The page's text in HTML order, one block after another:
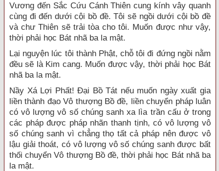
Vương đến Sắc Cứu Cánh Thiên cung kính vây quanh
cùng đi đến dưới cội bồ đề. Tôi sẽ ngồi dưới cội bồ đề
và chư Thiên sẽ trải tòa cho tôi. Muốn được như vậy,
thời phải học Bát nhã ba la mật.
Lại nguyện lúc tôi thành Phật, chỗ tôi đi đứng ngồi nằm
đều sẽ là Kim cang. Muốn được vậy, thời phải học Bát
nhã ba la mật.
Nầy Xá Lợi Phất! Đại Bồ Tát nếu muốn ngày xuất gia
liền thành đạo Vô thượng Bồ đề, liền chuyển pháp luân
có vô lượng vô số chúng sanh xa lìa trần cấu ở trong
các pháp được pháp nhãn thanh tịnh, có vô lượng vô
số chúng sanh vì chẳng thọ tất cả pháp nên được vô
lậu giải thoát, có vô lượng vô số chúng sanh được bất
thối chuyển Vô thượng Bồ đề, thời phải học Bát nhã ba
la mật.